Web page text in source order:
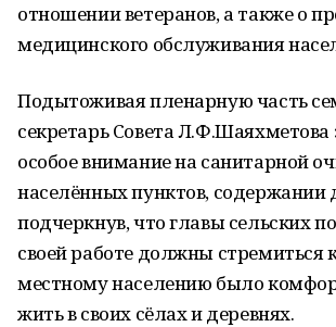
отношении ветеранов, а также о
медицинского обслуживания
Подытоживая пленарную часть
секретарь Совета Л.Ф.Шаяхметова
особое внимание на санитарной
населённых пунктов, содержании
подчеркнув, что главы сельских
своей работе должны стремиться
местному населению было
жить в своих сёлах и деревнях.